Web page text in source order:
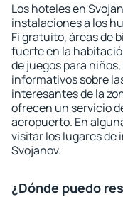
Los hoteles en
instalaciones a los
Fi gratuito, áreas de
fuerte en la
de juegos para
informativos sobre
interesantes de la
ofrecen un servicio
aeropuerto. En
visitar los lugares de
Svojanov.
¿Dónde puedo